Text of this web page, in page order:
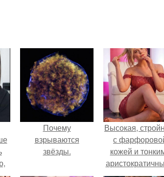
Почему
взрываются
звёзды.
Высокая,
с
кожей и